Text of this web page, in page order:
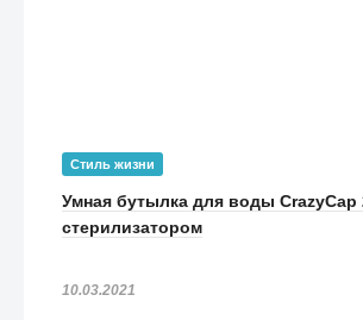
Стиль жизни
Умная бутылка для воды CrazyCap
стерилизатором
10.03.2021